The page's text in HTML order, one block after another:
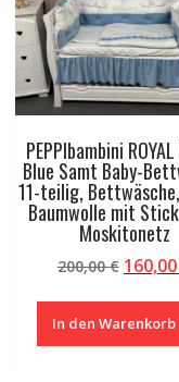
PEPPIbambini
Blue Samt Baby-
11-teilig,
Baumwolle mit
Moskitonetz
200,00€
war:
160,00
In den Warenkorb